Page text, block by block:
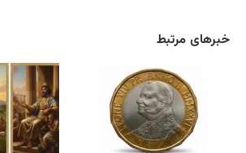
خبرهای مرتبط